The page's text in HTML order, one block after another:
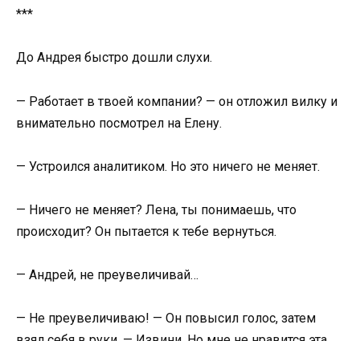
***
До Андрея быстро дошли слухи.
— Работает в твоей компании? — он отложил вилку и
внимательно посмотрел на Елену.
— Устроился аналитиком. Но это ничего не меняет.
— Ничего не меняет? Лена, ты понимаешь, что
происходит? Он пытается к тебе вернуться.
— Андрей, не преувеличивай…
— Не преувеличиваю! — Он повысил голос, затем